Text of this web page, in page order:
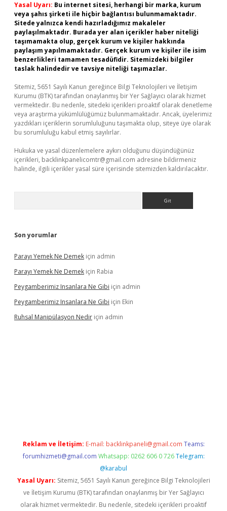
Yasal Uyarı: Bu internet sitesi, herhangi bir marka, kurum
veya şahıs şirketi ile hiçbir bağlantısı bulunmamaktadır.
Sitede yalnızca kendi hazırladığımız makaleler
paylaşılmaktadır. Burada yer alan içerikler haber niteliği
taşımamakta olup, gerçek kurum ve kişiler hakkında
paylaşım yapılmamaktadır. Gerçek kurum ve kişiler ile isim
benzerlikleri tamamen tesadüfidir. Sitemizdeki bilgiler
taslak halindedir ve tavsiye niteliği taşımazlar.
Sitemiz, 5651 Sayılı Kanun gereğince Bilgi Teknolojileri ve İletişim
Kurumu (BTK) tarafından onaylanmış bir Yer Sağlayıcı olarak hizmet
vermektedir. Bu nedenle, sitedeki içerikleri proaktif olarak denetleme
veya araştırma yükümlülüğümüz bulunmamaktadır. Ancak, üyelerimiz
yazdıkları içeriklerin sorumluluğunu taşımakta olup, siteye üye olarak
bu sorumluluğu kabul etmiş sayılırlar.
Hukuka ve yasal düzenlemelere aykırı olduğunu düşündüğünüz
içerikleri, backlinkpanelicomtr@gmail.com adresine bildirmeniz
halinde, ilgili içerikler yasal süre içerisinde sitemizden kaldırılacaktır.
Son yorumlar
Parayı Yemek Ne Demek için admin
Parayı Yemek Ne Demek için Rabia
Peygamberimiz Insanlara Ne Gibi için admin
Peygamberimiz Insanlara Ne Gibi için Ekin
Ruhsal Manipülasyon Nedir için admin
Reklam ve İletişim: E-mail: backlinkpaneli@gmail.com Teams:
forumhizmeti@gmail.com Whatsapp: 0262 606 0 726 Telegram:
@karabul
Yasal Uyarı: Sitemiz, 5651 Sayılı Kanun gereğince Bilgi Teknolojileri
ve İletişim Kurumu (BTK) tarafından onaylanmış bir Yer Sağlayıcı
olarak hizmet vermektedir. Bu nedenle, sitedeki içerikleri proaktif